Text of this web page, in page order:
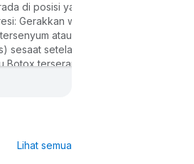
di posisi yang tepat.
Gerakkan wajah
atau
sesaat setelah tindakan
Botox terserap lebih
Lihat semua